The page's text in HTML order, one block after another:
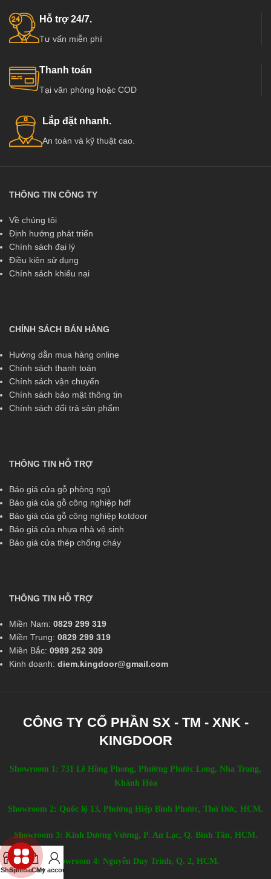
Hỗ trợ 24/7.
Tư vấn miễn phí
Thanh toán
Tại văn phòng hoặc COD
Lắp đặt nhanh.
An toàn và kỹ thuật cao.
THÔNG TIN CÔNG TY
Về chúng tôi
Định hướng phát triển
Chính sách đại lý
Điều kiện sử dụng
Chính sách khiếu nại
CHÍNH SÁCH BÁN HÀNG
Hướng dẫn mua hàng online
Chính sách thanh toán
Chính sách vận chuyển
Chính sách bảo mật thông tin
Chính sách đổi trả sản phẩm
THÔNG TIN HỖ TRỢ
Báo giá cửa gỗ phòng ngủ
Báo giá của gỗ công nghiệp hdf
Báo giá của gỗ công nghiệp kotdoor
Báo giá cửa nhựa nhà vệ sinh
Báo giá cửa thép chống cháy
THÔNG TIN HỖ TRỢ
Miền Nam: 0829 299 319
Miền Trung: 0829 299 319
Miền Bắc: 0989 252 309
Kinh doanh: diem.kingdoor@gmail.com
CÔNG TY CỔ PHẦN SX - TM - XNK -
KINGDOOR
Showroom 1: 731 Lê Hồng Phong, Phường Phước Long, Nha Trang,
Khánh Hòa
Showroom 2: Quốc lộ 13, Phường Hiệp Bình Phước, Thủ Đức, HCM.
Showroom 3: Kinh Dương Vương, P. An Lạc, Q. Bình Tân, HCM.
Showroom 4: Nguyễn Duy Trinh, Q. 2, HCM.
ShopSidebarCart
My account